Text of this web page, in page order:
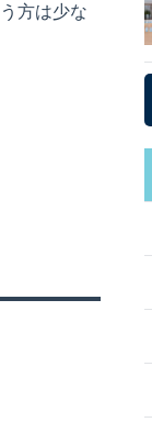
方は少な